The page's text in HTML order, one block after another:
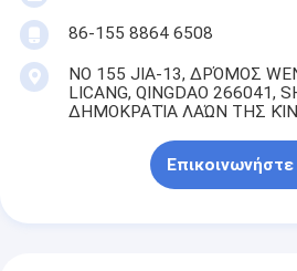
86-155 8864 6508
ΝΟ 155 JIA-13, ΔΡΌΜΟΣ
LICANG, QINGDAO 266041,
ΔΗΜΟΚΡΑΤΊΑ ΛΑΏΝ ΤΗΣ
Επικοινωνήστε